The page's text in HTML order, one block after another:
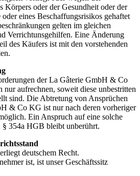
Körpers oder der Gesundheit oder der
eines Beschaffungsrisikos gehaftet
gelten im gleichen
Verrichtunsgehilfen. Eine Änderung
des Käufers ist mit den vorstehenden
der La Gâterie GmbH & Co
aufrechnen, soweit diese unbestritten
sind. Die Abtretung von Ansprüchen
& Co KG ist nur nach deren vorheriger
Ein Anspruch auf eine solche
§ 354a HGB bleibt unberührt.
deutschem Recht.
ist, ist unser Geschäftssitz